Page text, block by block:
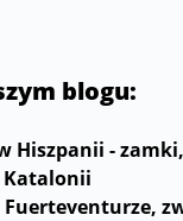
blogu:
-
Katalonii